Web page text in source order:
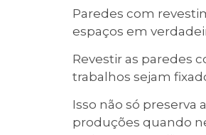
Paredes com
espaços em
Revestir as paredes
trabalhos sejam
Isso não só preserva
produções quando